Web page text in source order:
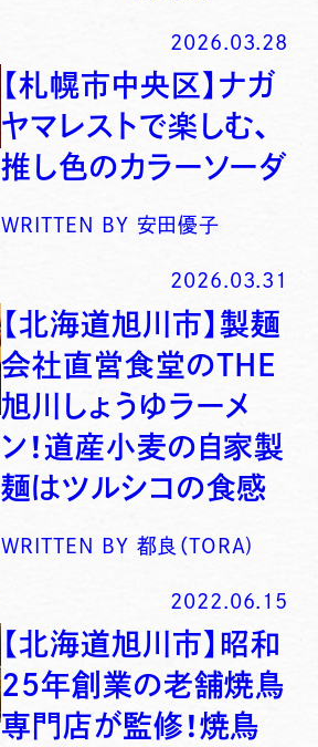
2026.03.28
【札幌市中央区】ナガ
ヤマレストで楽しむ、
推し色のカラーソーダ
WRITTEN BY 安田優子
2026.03.31
【北海道旭川市】製麺
会社直営食堂のTHE
旭川しょうゆラーメ
ン！道産小麦の自家製
麺はツルシコの食感
WRITTEN BY 都良（TORA)
2022.06.15
【北海道旭川市】昭和
25年創業の老舗焼鳥
専門店が監修！焼鳥